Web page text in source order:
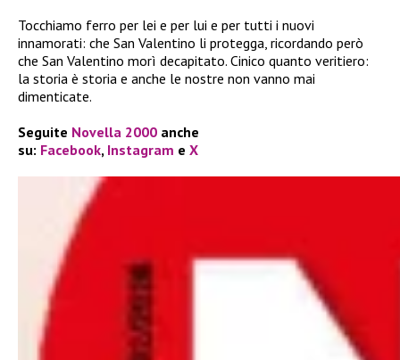
Tocchiamo ferro per lei e per lui e per tutti i nuovi
innamorati: che San Valentino li protegga, ricordando però
che San Valentino morì decapitato. Cinico quanto veritiero:
la storia è storia e anche le nostre non vanno mai
dimenticate.
Seguite Novella 2000 anche
su: Facebook, Instagram e X